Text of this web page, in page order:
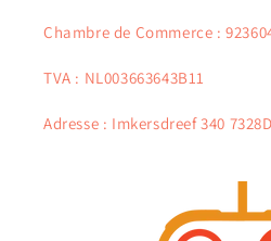
Chambre de Commerce :
TVA : NL003663643B11
Adresse : Imkersdreef 340